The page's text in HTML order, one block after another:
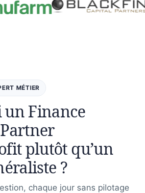
MÉTIER
Finance
plutôt qu’un
?
chaque jour sans pilotage